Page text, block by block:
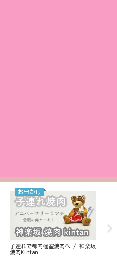
お出かけ
子連れで都内個室焼肉へ / 神楽坂
焼肉Kintan